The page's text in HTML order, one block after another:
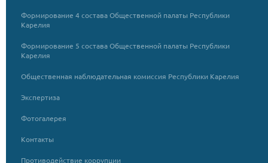
Формирование 4 состава Общественной палаты Республики
Карелия
Формирование 5 состава Общественной палаты Республики
Карелия
Общественная наблюдательная комиссия Республики Карелия
Экспертиза
Фотогалерея
Контакты
Противодействие коррупции